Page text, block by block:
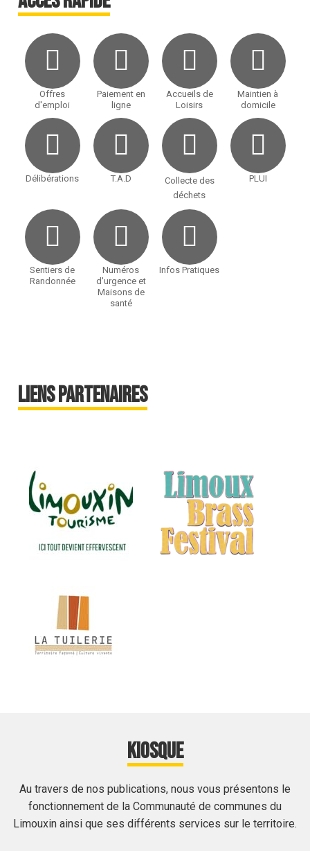
Offres
d'emploi
Paiement en
ligne
Accueils de
Loisirs
Maintien à
domicile
Délibérations T.A.D
Collecte des
déchets
PLUI
Sentiers de
Randonnée
Numéros
d'urgence et
Maisons de
santé
Infos Pratiques
Liens partenaires
KIOSQUE
Au travers de nos publications, nous vous présentons le
fonctionnement de la Communauté de communes du
Limouxin ainsi que ses différents services sur le territoire.